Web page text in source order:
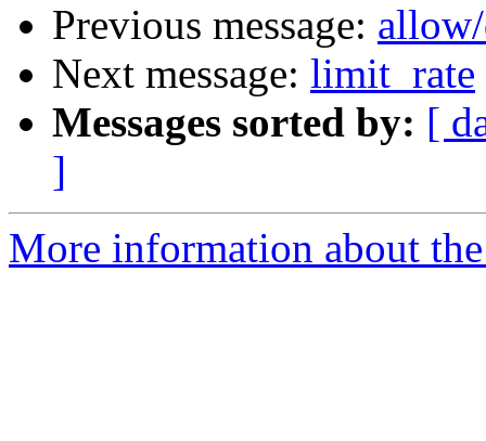
Previous message:
Next message: limit_rate
Messages sorted by: [
]
More information about